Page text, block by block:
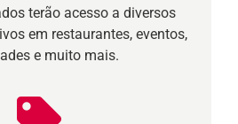
terão acesso a diversos
em restaurantes, eventos,
e muito mais.